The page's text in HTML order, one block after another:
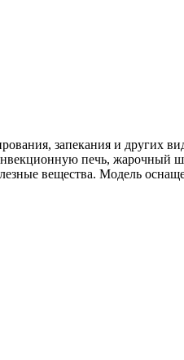
запекания и других
печь,
вещества. Модель